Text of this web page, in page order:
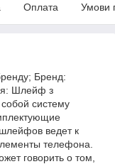
Оплата Умови
Бренд:
Шлейф з
систему
ведет к
телефона.
говорить о том,